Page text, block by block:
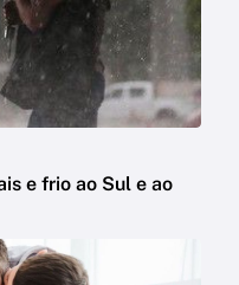
e frio ao Sul e ao